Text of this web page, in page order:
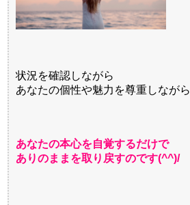
状況を確認しながら
あなたの個性や魅力を尊重しながら
あなたの本心を自覚するだけで
ありのままを取り戻すのです(^^)/